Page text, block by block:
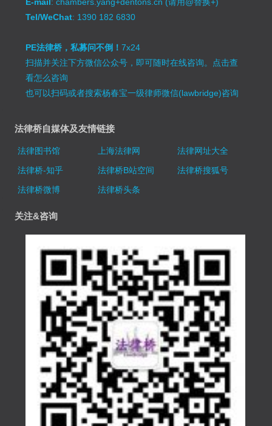
E-mail: chambers.yang+dentons.cn (请用@替换+)
Tel/WeChat: 1390 182 6830
PE法律桥，私募问不倒！7x24
扫描并关注下方微信公众号，即可随时在线咨询。 点击查
看怎么咨询
也可以扫码或者搜索杨春宝一级律师微信(lawbridge)咨询
法律桥自媒体及友情链接
法律图书馆 上海法律网
法律网址大全
法律桥-知乎
法律桥B站空间
法律桥搜狐号
法律桥微博
法律桥头条
关注&咨询